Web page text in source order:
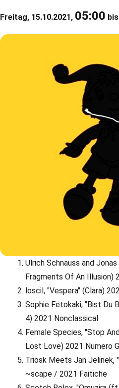
Freitag, 15.10.2021, 05:00
Ulrich Schnauss and
Fragments Of An Illusion)
loscil, "Vespera" (Clara)
Sophie Fetokaki, "Bist Du
4) 2021 Nonclassical
Female Species, "Stop
Lost Love) 2021 Numero
Triosk Meets Jan Jelinek,
~scape / 2021 Faitiche